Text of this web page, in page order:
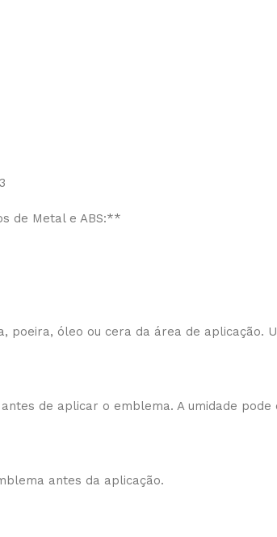
de Metal e ABS:**
poeira, óleo ou cera da área de
de aplicar o emblema. A umidade
antes da aplicação.